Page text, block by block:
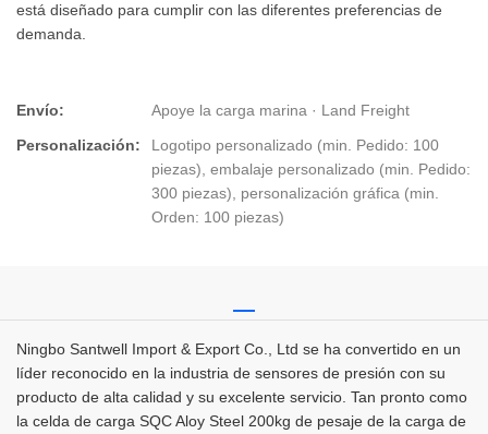
está diseñado para cumplir con las diferentes preferencias de
demanda.
Envío:
Apoye la carga marina · Land Freight
Personalización:
Logotipo personalizado (min. Pedido: 100
piezas), embalaje personalizado (min. Pedido:
300 piezas), personalización gráfica (min.
Orden: 100 piezas)
Ningbo Santwell Import & Export Co., Ltd se ha convertido en un
líder reconocido en la industria de sensores de presión con su
producto de alta calidad y su excelente servicio. Tan pronto como
la celda de carga SQC Aloy Steel 200kg de pesaje de la carga de